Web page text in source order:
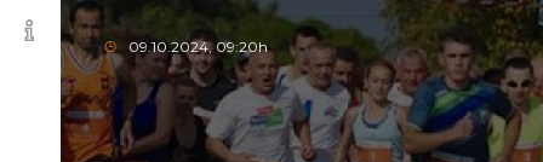
09.10.2024, 09:20h